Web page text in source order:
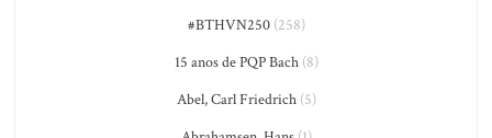
#BTHVN250(258)
15 anos de PQP Bach(8)
Abel, Carl Friedrich(5)